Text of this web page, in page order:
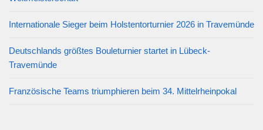
Internationale Sieger beim Holstentorturnier 2026 in Travemünde
Deutschlands größtes Bouleturnier startet in Lübeck-
Travemünde
Französische Teams triumphieren beim 34. Mittelrheinpokal